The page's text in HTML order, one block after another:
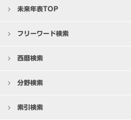
未来年表TOP
フリーワード検索
西暦検索
分野検索
索引検索